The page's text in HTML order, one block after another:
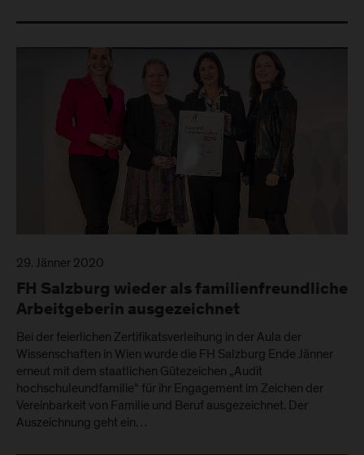
29. Jänner 2020
FH Salzburg wieder als familienfreundliche
Arbeitgeberin ausgezeichnet
Bei der feierlichen Zertifikatsverleihung in der Aula der
Wissenschaften in Wien wurde die FH Salzburg Ende Jänner
erneut mit dem staatlichen Gütezeichen „Audit
hochschuleundfamilie“ für ihr Engagement im Zeichen der
Vereinbarkeit von Familie und Beruf ausgezeichnet. Der
Auszeichnung geht ein…